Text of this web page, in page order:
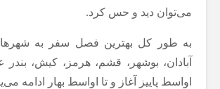
می‌توان دید و حس کرد.
به طور کل بهترین فصل سفر به
آبادان، بوشهر، قشم، هرمز، کیش،
اواسط پاییز آغاز و تا اواسط بهار ادامه